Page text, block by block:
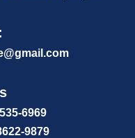
ail.com
6969
9879